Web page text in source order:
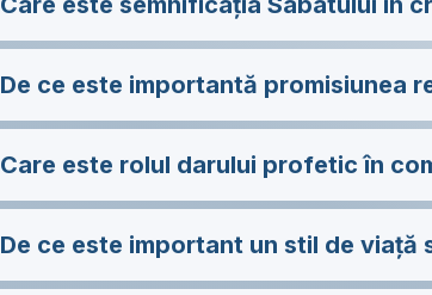
De ce este importantă promisiunea
Care este rolul darului profetic în
De ce este important un stil de